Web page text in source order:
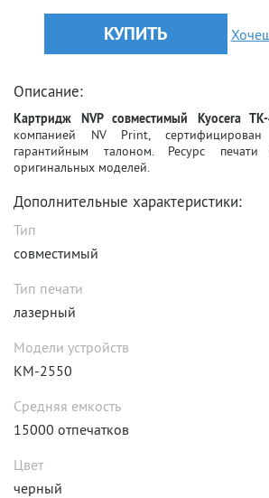
КУПИТЬ
Описание:
Картридж NVP совместимый Kyocera
компанией NV Print, сертифицирован
гарантийным талоном. Ресурс
оригинальных моделей.
Дополнительные характеристики:
Тип
совместимый
Тип печати
лазерный
Модели устройств
KM-2550
Средняя емкость
15000 отпечатков
Цвет
черный